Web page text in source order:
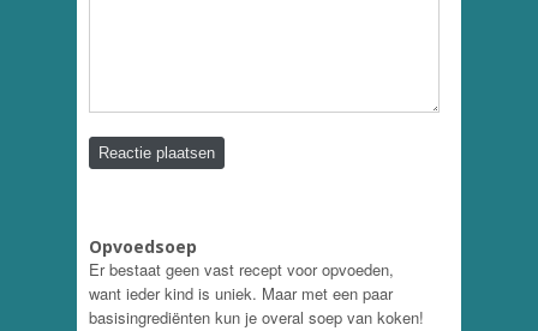
Opvoedsoep
Er bestaat geen vast recept voor opvoeden,
want ieder kind is uniek. Maar met een paar
basisingrediënten kun je overal soep van koken!